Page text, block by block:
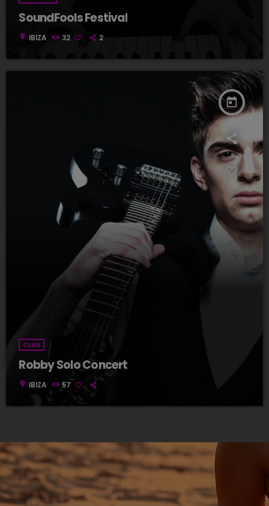
SoundFools Festival
location_on IBIZA 32 2
today
CLUB
Robby Solo Concert
location_on IBIZA 57